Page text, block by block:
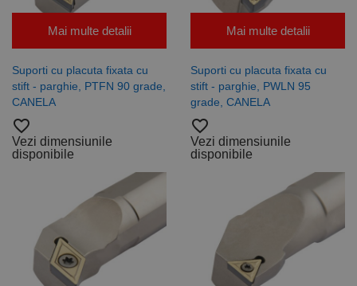
Mai multe detalii
Suporti cu placuta fixata cu
stift - parghie, PTFN 90 grade,
CANELA
favorite_border
Vezi dimensiunile
disponibile
Mai multe detalii
Suporti cu placuta fixata cu
stift - parghie, PWLN 95
grade, CANELA
favorite_border
Vezi dimensiunile
disponibile